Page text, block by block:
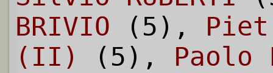
BRIVIO (5),
(II)
(5), Paolo